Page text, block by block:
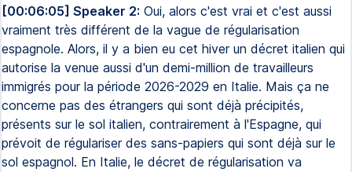
[00:06:05] Speaker 2: Oui, alors c'est vrai et c'est aussi
vraiment très différent de la vague de régularisation
espagnole. Alors, il y a bien eu cet hiver un décret italien qui
autorise la venue aussi d'un demi-million de travailleurs
immigrés pour la période 2026-2029 en Italie. Mais ça ne
concerne pas des étrangers qui sont déjà précipités,
présents sur le sol italien, contrairement à l'Espagne, qui
prévoit de régulariser des sans-papiers qui sont déjà sur le
sol espagnol. En Italie, le décret de régularisation va